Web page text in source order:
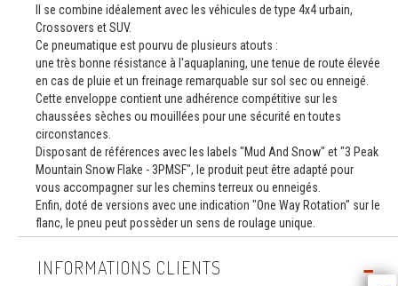
Il se combine idéalement avec les véhicules de type 4x4 urbain,
Crossovers et SUV.
Ce pneumatique est pourvu de plusieurs atouts :
une très bonne résistance à l'aquaplaning, une tenue de route élevée
en cas de pluie et un freinage remarquable sur sol sec ou enneigé.
Cette enveloppe contient une adhérence compétitive sur les
chaussées sèches ou mouillées pour une sécurité en toutes
circonstances.
Disposant de références avec les labels "Mud And Snow" et "3 Peak
Mountain Snow Flake - 3PMSF", le produit peut être adapté pour
vous accompagner sur les chemins terreux ou enneigés.
Enfin, doté de versions avec une indication "One Way Rotation" sur le
flanc, le pneu peut possèder un sens de roulage unique.
INFORMATIONS CLIENTS